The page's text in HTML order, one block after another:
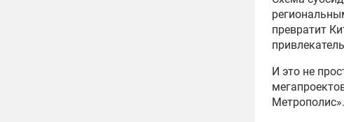
превратит
И это не
Метрополис».